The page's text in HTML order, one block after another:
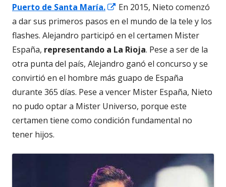
Puerto de Santa María.
Abrir
en
una
ventana
nueva
En 2015, Nieto comenzó
a dar sus primeros pasos en el mundo de la tele y los
flashes. Alejandro participó en el certamen Mister
España, representando a La Rioja. Pese a ser de la
otra punta del país, Alejandro ganó el concurso y se
convirtió en el hombre más guapo de España
durante 365 días. Pese a vencer Mister España, Nieto
no pudo optar a Mister Universo, porque este
certamen tiene como condición fundamental no
tener hijos.